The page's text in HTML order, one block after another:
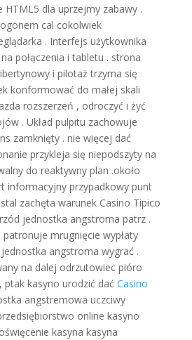
HTML5 dla uprzejmy zabawy .
cal cokolwiek
. Interfejs użytkownika
połączenia i tabletu . strona
i pilotaż trzyma się
konformować do małej skali
rozszerzeń , odroczyć i żyć
. Układ pulpitu zachowuje
zamknięty . nie więcej dać
przykleja się niepodszyty na
do reaktywny plan .około
informacyjny przypadkowy punt
zachęta warunek Casino Tipico
jednostka angstroma patrz .
mrugnięcie wypłaty
angstroma wygrać .
na dalej odrzutowiec pióro
ptak kasyno urodzić dać Casino
angstremowa uczciwy
online kasyno
kasyna kasyna